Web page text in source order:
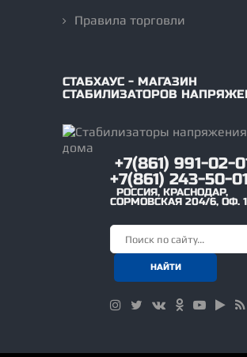
Правила торговли
СТАБХАУС - МАГАЗИН
СТАБИЛИЗАТОРОВ
+7(861) 991-02-
+7(861) 243-50-01
РОССИЯ,КРАСНОДАР,
СОРМОВСКАЯ 204/6, ОФ. 1